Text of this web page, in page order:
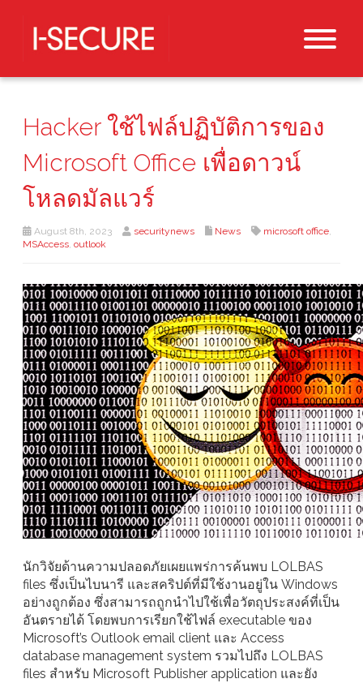
Hacker ใช้ไฟล์ปฏิบัติการของ
Microsoft Office เพื่อดาวน์
โหลดมัลแวร์
August 8th, 2023 securitynews News microsoft office,
MSAccess, outlook
นักวิจัยด้านความปลอดภัยเผยแพร่การค้นพบ LOLBAS
files ซึ่งเป็นไบนารี และสคริปต์ที่มีใช้งานอยู่ใน Windows
อย่างถูกต้อง ซึ่งสามารถถูกนำไปใช้เพื่อวัตถุประสงค์ที่เป็น
อันตรายได้ โดยพบการเรียกใช้ไฟล์ executable ของ
Microsoft’s Outlook email client และ Access
database management system รวมไปถึง LOLBAS
files สำหรับ Microsoft Publisher application และยัง